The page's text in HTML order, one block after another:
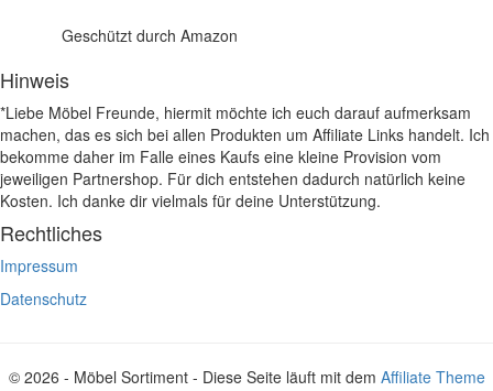
Geschützt durch Amazon
Hinweis
*Liebe Möbel Freunde, hiermit möchte ich euch darauf aufmerksam
machen, das es sich bei allen Produkten um Affiliate Links handelt. Ich
bekomme daher im Falle eines Kaufs eine kleine Provision vom
jeweiligen Partnershop. Für dich entstehen dadurch natürlich keine
Kosten. Ich danke dir vielmals für deine Unterstützung.
Rechtliches
Impressum
Datenschutz
© 2026 - Möbel Sortiment - Diese Seite läuft mit dem Affiliate Theme